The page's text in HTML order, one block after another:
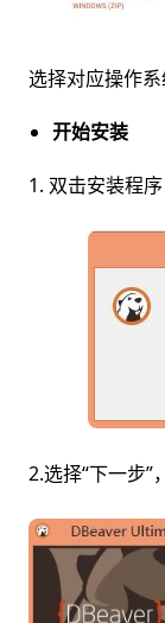
选择对应操作
开始安装
1. 双击安装程
2.选择“下一步”